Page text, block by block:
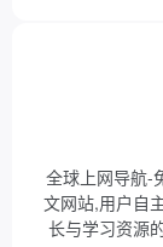
全球上网导航-
文网站,用户自
长与学习资源